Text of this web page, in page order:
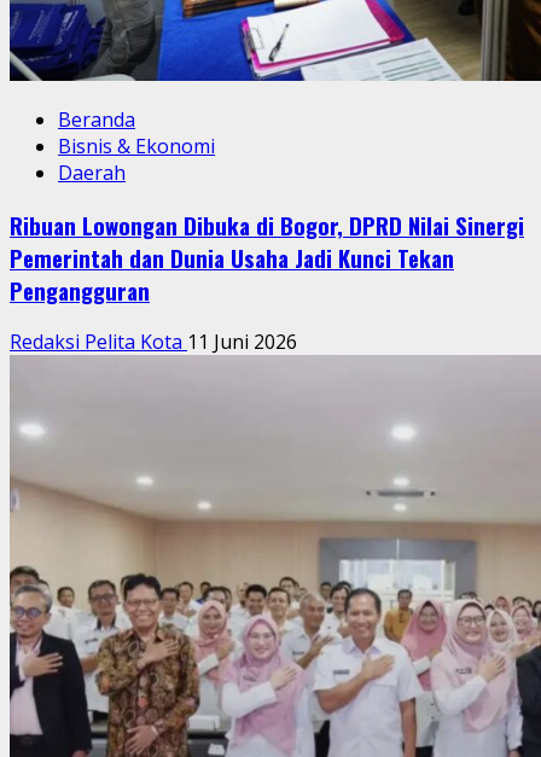
Beranda
Bisnis & Ekonomi
Daerah
Ribuan Lowongan Dibuka di Bogor, DPRD Nilai Sinergi
Pemerintah dan Dunia Usaha Jadi Kunci Tekan
Pengangguran
Redaksi Pelita Kota 11 Juni 2026